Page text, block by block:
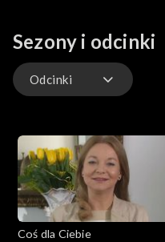
coraz częściej oprócz
osoby samotne.
Sezony i odcinki
Odcinki
Coś dla Ciebie